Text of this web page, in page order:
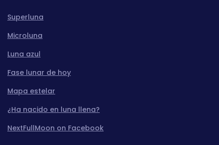
Superluna
Microluna
Luna azul
Fase lunar de hoy
Mapa estelar
¿Ha nacido en luna llena?
NextFullMoon on Facebook